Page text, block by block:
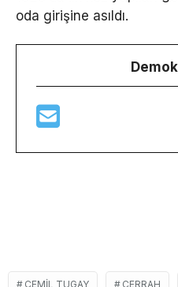
oda girişine asıldı.
CEMIL TUGAY CERRAH